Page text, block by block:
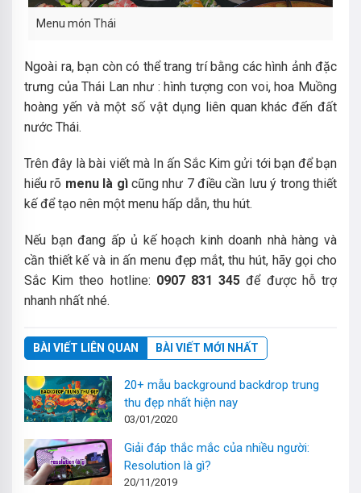
Menu món Thái
Ngoài ra, bạn còn có thể trang trí bằng các hình ảnh đặc
trưng của Thái Lan như : hình tượng con voi, hoa Muồng
hoàng yến và một số vật dụng liên quan khác đến đất
nước Thái.
Trên đây là bài viết mà In ấn Sắc Kim gửi tới bạn để bạn
hiểu rõ menu là gìcũng như 7 điều cần lưu ý trong thiết
kế để tạo nên một menu hấp dẫn, thu hút.
Nếu bạn đang ấp ủ kế hoạch kinh doanh nhà hàng và
cần thiết kế và in ấn menu đẹp mắt, thu hút, hãy gọi cho
Sắc Kim theo hotline: 0907 831 345 để được hỗ trợ
nhanh nhất nhé.
BÀI VIẾT LIÊN QUAN BÀI VIẾT MỚI NHẤT
20+ mẫu background backdrop trung
thu đẹp nhất hiện nay
03/01/2020
Giải đáp thắc mắc của nhiều người:
Resolution là gì?
20/11/2019